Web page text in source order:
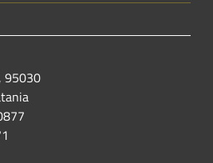
95030